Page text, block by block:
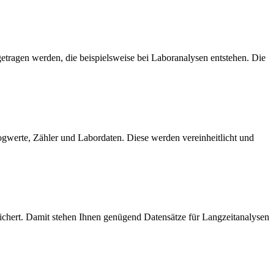
werden, die beispielsweise bei Laboranalysen entstehen. Die
Zähler und Labordaten. Diese werden vereinheitlicht und
Damit stehen Ihnen genügend Datensätze für Langzeitanalysen